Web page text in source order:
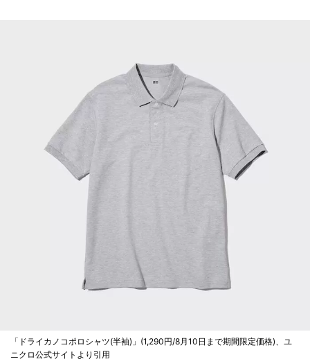
「ドライカノコポロシャツ(半袖)」(1,290円/8月10日まで期間限定価格)、ユ
ニクロ公式サイトより引用